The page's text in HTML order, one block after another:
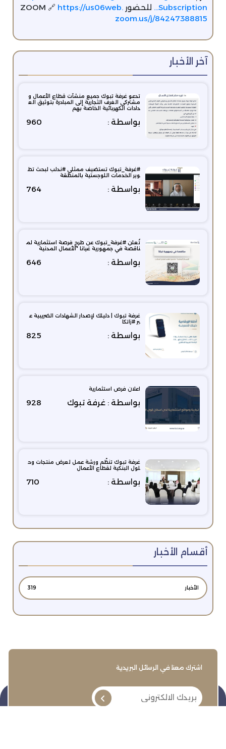
Subscription…
للحضور ZOOM 🔗 https://us06web.
zoom.us/j/84247388815
آخر الأخبار
تدعو غرفة تبوك جميع منشآت قطاع الأعمال و
مشتركي الغرف التجارية إلى المبادرة بتوثيق الع
دادات الكهربائية الخاصة بهم
بواسطة : 960
#غرفة_تبوك‬⁩ تستضيف ممثلي ⁧#ندلب‬⁩ لبحث تط
وير الخدمات اللوجستية بالمنطقة
بواسطة : 764
تُعلن #غرفة_تبوك عن طرح فرصة استثمارية لم
ناقصة في جمهورية غيانا "الأعمال المدنية
بواسطة : 646
غرفة تبوك | دليلك لإصدار الشهادات الضريبية ع
بر #زاتكا
بواسطة : 825
اعلان فرص استثمارية
بواسطة : غرفة تبوك 928
غرفة تبوك تنظّم ورشة عمل لعرض منتجات وح
لول البنكية لقطاع الأعمال
بواسطة : 710
أقسام الأخبار
الأخبار 319
اشترك معنا في الرسائل البريدية